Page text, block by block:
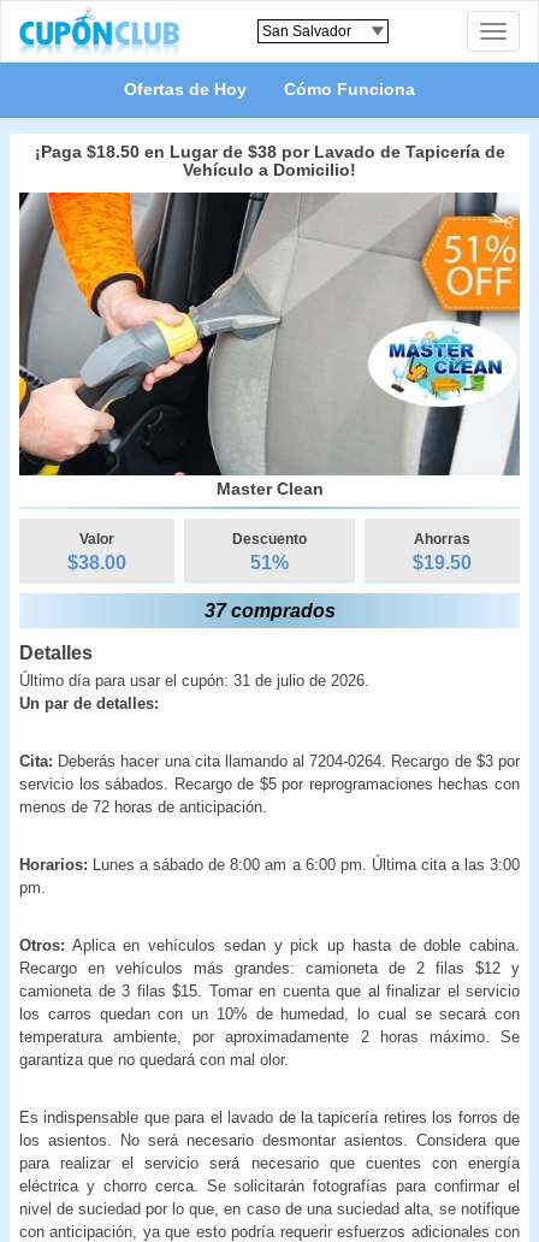
Toggle
Ofertas de Hoy Cómo Funciona
¡Paga $18.50 en Lugar de $38 por Lavado de Tapicería de
Vehículo a Domicilio!
Master Clean
Valor
$38.00
Descuento
51%
Ahorras
$19.50
37 comprados
Detalles
Último día para usar el cupón: 31 de julio de 2026.
Un par de detalles:
Cita: Deberás hacer una cita llamando al 7204-0264. Recargo de $3 por
servicio los sábados. Recargo de $5 por reprogramaciones hechas con
menos de 72 horas de anticipación.
Horarios: Lunes a sábado de 8:00 am a 6:00 pm. Última cita a las 3:00
pm.
Otros: Aplica en vehículos sedan y pick up hasta de doble cabina.
Recargo en vehículos más grandes: camioneta de 2 filas $12 y
camioneta de 3 filas $15. Tomar en cuenta que al finalizar el servicio
los carros quedan con un 10% de humedad, lo cual se secará con
temperatura ambiente, por aproximadamente 2 horas máximo. Se
garantiza que no quedará con mal olor.
Es indispensable que para el lavado de la tapicería retires los forros de
los asientos. No será necesario desmontar asientos. Considera que
para realizar el servicio será necesario que cuentes con energía
eléctrica y chorro cerca. Se solicitarán fotografías para confirmar el
nivel de suciedad por lo que, en caso de una suciedad alta, se notifique
con anticipación, ya que esto podría requerir esfuerzos adicionales con